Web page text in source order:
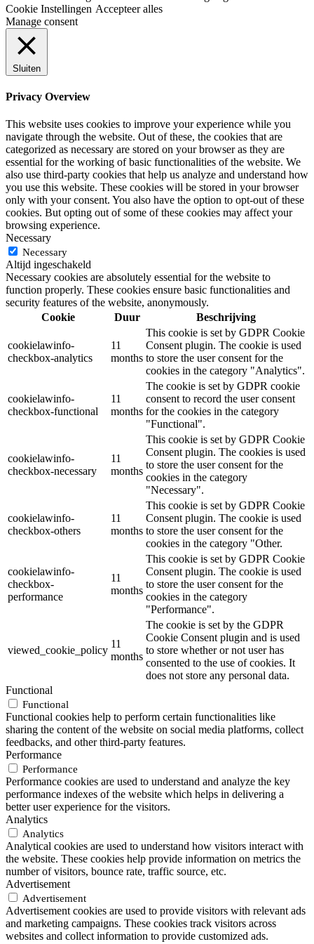
Cookie Instellingen Accepteer alles
Manage consent
Sluiten
Privacy Overview
This website uses cookies to improve your experience while you
navigate through the website. Out of these, the cookies that are
categorized as necessary are stored on your browser as they are
essential for the working of basic functionalities of the website. We
also use third-party cookies that help us analyze and understand how
you use this website. These cookies will be stored in your browser
only with your consent. You also have the option to opt-out of these
cookies. But opting out of some of these cookies may affect your
browsing experience.
Necessary
Necessary
Altijd ingeschakeld
Necessary cookies are absolutely essential for the website to
function properly. These cookies ensure basic functionalities and
security features of the website, anonymously.
Cookie
Duur Beschrijving
cookielawinfo-
checkbox-analytics
11
months
This cookie is set by GDPR Cookie
Consent plugin. The cookie is used
to store the user consent for the
cookies in the category "Analytics".
cookielawinfo-
checkbox-functional
11
months
The cookie is set by GDPR cookie
consent to record the user consent
for the cookies in the category
"Functional".
cookielawinfo-
checkbox-necessary
11
months
This cookie is set by GDPR Cookie
Consent plugin. The cookies is used
to store the user consent for the
cookies in the category
"Necessary".
cookielawinfo-
checkbox-others
11
months
This cookie is set by GDPR Cookie
Consent plugin. The cookie is used
to store the user consent for the
cookies in the category "Other.
cookielawinfo-
checkbox-
performance
11
months
This cookie is set by GDPR Cookie
Consent plugin. The cookie is used
to store the user consent for the
cookies in the category
"Performance".
viewed_cookie_policy
11
months
The cookie is set by the GDPR
Cookie Consent plugin and is used
to store whether or not user has
consented to the use of cookies. It
does not store any personal data.
Functional
Functional
Functional cookies help to perform certain functionalities like
sharing the content of the website on social media platforms, collect
feedbacks, and other third-party features.
Performance
Performance
Performance cookies are used to understand and analyze the key
performance indexes of the website which helps in delivering a
better user experience for the visitors.
Analytics
Analytics
Analytical cookies are used to understand how visitors interact with
the website. These cookies help provide information on metrics the
number of visitors, bounce rate, traffic source, etc.
Advertisement
Advertisement
Advertisement cookies are used to provide visitors with relevant ads
and marketing campaigns. These cookies track visitors across
websites and collect information to provide customized ads.